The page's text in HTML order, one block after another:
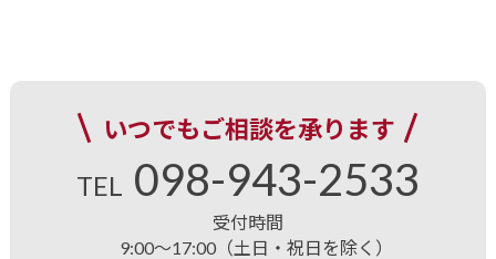
いつでもご相談を承ります
TEL 098-943-2533
受付時間
9:00～17:00（土日・祝日を除く）